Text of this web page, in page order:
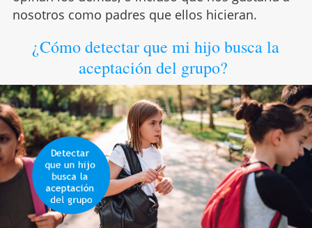
nosotros como padres que ellos hicieran.
¿Cómo detectar que mi hijo busca la
aceptación del grupo?